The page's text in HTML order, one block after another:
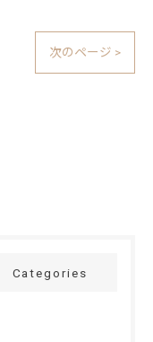
次のページ >
Categories